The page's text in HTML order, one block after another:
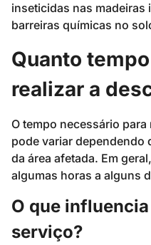
inseticidas nas madeiras
barreiras químicas no
Quanto
realizar a
O tempo necessário
pode variar dependendo
da área afetada. Em
algumas horas a alguns
O que
serviço?